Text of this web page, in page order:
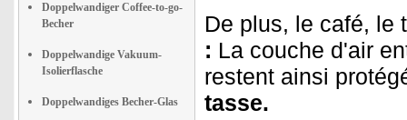
Doppelwandiger Coffee-to-go-
Becher
Doppelwandige Vakuum-
Isolierflasche
Doppelwandiges Becher-Glas
De plus, le café, le
: La couche d'air
restent ainsi
tasse.